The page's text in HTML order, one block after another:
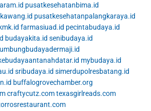
pusatkesehatanbima.id
pusatkesehatanpalangkaraya.id
farmasiuad.id pecintabudaya.id
budayakita.id senibudaya.id
lumbungbudayadermaji.id
mybudaya.id
sribudaya.id simerdupolresbatang.id
buffalogrovechamber.org
craftycutz.comtexasgirlreads.com